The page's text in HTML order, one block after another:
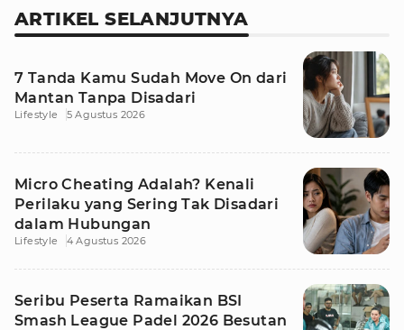
ARTIKEL SELANJUTNYA
7 Tanda Kamu Sudah Move On dari
Mantan Tanpa Disadari
Lifestyle 5 Agustus 2026
Micro Cheating Adalah? Kenali
Perilaku yang Sering Tak Disadari
dalam Hubungan
Lifestyle 4 Agustus 2026
Seribu Peserta Ramaikan BSI
Smash League Padel 2026 Besutan